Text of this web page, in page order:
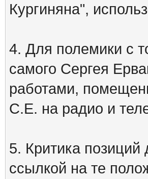
Кургиняна",
4. Для полемики с
самого Сергея
работами,
С.Е. на радио и
5. Критика
ссылкой на те